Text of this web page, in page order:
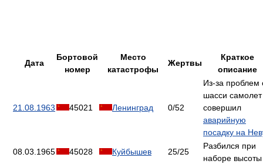
Дата
Бортовой
номер
Место
катастрофы
Жертвы
Краткое
описание
21.08.1963 45021 Ленинград 0/52
Из-за проблем
шасси самолет
совершил
аварийную
посадку на
08.03.1965 45028 Куйбышев 25/25
Разбился при
наборе высоты